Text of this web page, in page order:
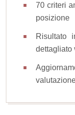
70 criteri
posizione
Risultato
dettagliato